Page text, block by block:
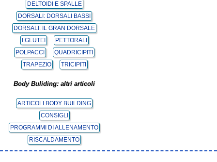
DELTOIDI E SPALLE
DORSALI: DORSALI BASSI
DORSALI: IL GRAN DORSALE
I GLUTEI
PETTORALI
POLPACCI
QUADRICIPITI
TRAPEZIO
TRICIPITI
Body Buliding: altri articoli
ARTICOLI BODY BUILDING
CONSIGLI
PROGRAMMI DI ALLENAMENTO
RISCALDAMENTO